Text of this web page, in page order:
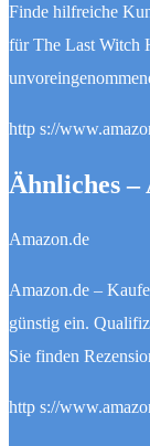
Finde hilfreiche
für The Last Witch
http s://
Ähnliches –
Amazon.de
Amazon.de –
günstig ein.
Sie finden
http s://